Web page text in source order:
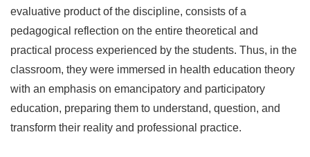
evaluative product of the discipline, consists of a
pedagogical reflection on the entire theoretical and
practical process experienced by the students. Thus, in the
classroom, they were immersed in health education theory
with an emphasis on emancipatory and participatory
education, preparing them to understand, question, and
transform their reality and professional practice.